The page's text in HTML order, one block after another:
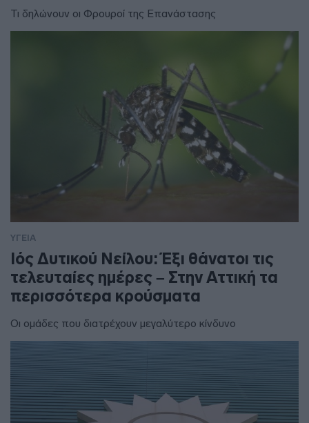
Τι δηλώνουν οι Φρουροί της Επανάστασης
ΥΓΕΙΑ
Ιός Δυτικού Νείλου: Έξι θάνατοι τις
τελευταίες ημέρες – Στην Αττική τα
περισσότερα κρούσματα
Οι ομάδες που διατρέχουν μεγαλύτερο κίνδυνο